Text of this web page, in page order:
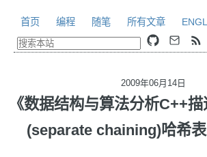
首页 编程 随笔 所有文章
2009年06月14日
《数据结构与算法分析C++
(separate chaining)哈希